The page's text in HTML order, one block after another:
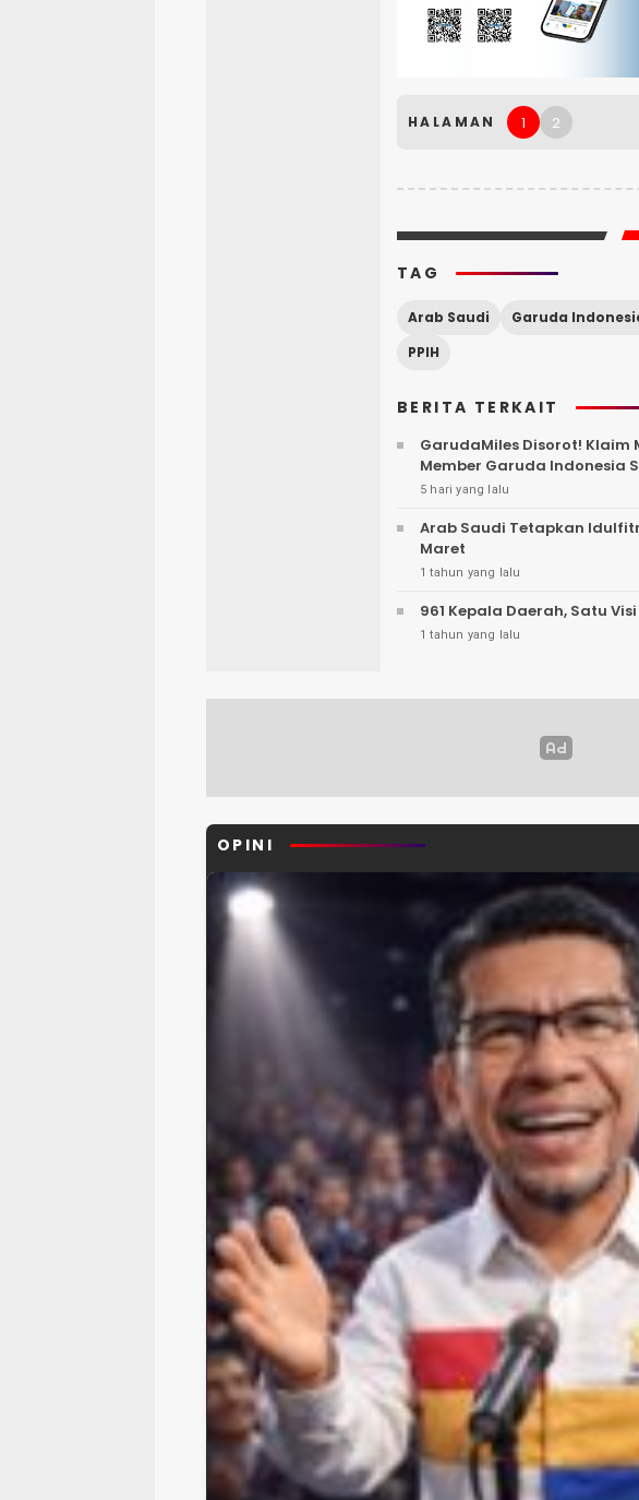
HALAMAN 1 2
TAG
Arab Saudi Garuda
PPIH
BERITA TERKAIT
GarudaMiles Disorot! Klaim
Member Garuda Indonesia
5 hari yang lalu
Arab Saudi Tetapkan
Maret
1 tahun yang lalu
961 Kepala Daerah, Satu
1 tahun yang lalu
OPINI